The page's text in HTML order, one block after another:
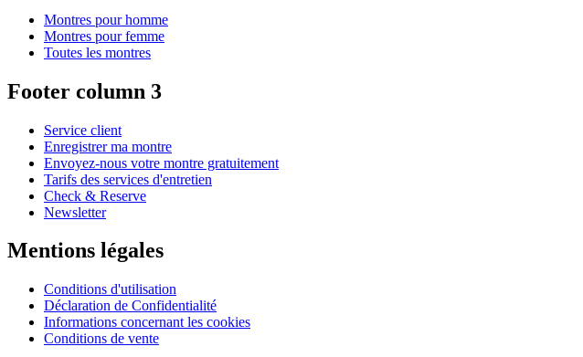
Montres pour homme
Montres pour femme
Toutes les montres
Footer column 3
Service client
Enregistrer ma montre
Envoyez-nous votre montre gratuitement
Tarifs des services d'entretien
Check & Reserve
Newsletter
Mentions légales
Conditions d'utilisation
Déclaration de Confidentialité
Informations concernant les cookies
Conditions de vente